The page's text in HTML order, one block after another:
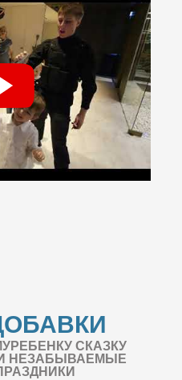
СКАЗКУ
НЕЗАБЫВАЕМЫЕ